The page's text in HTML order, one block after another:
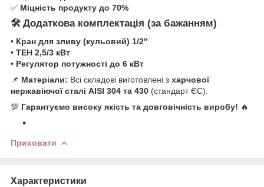
✅ Міцність продукту до 70%
🛠 Додаткова комплектація (за бажанням)
• Кран для зливу (кульовий) 1/2″
• ТЕН 2,5/3 кВт
• Регулятор потужності до 6 кВт
📌 Матеріали: Всі складові виготовлені з харчової
нержавіючої сталі AISI 304 та 430 (стандарт ЄС).
💯 Гарантуємо високу якість та довговічність виробу! 🔥
Приховати
Характеристики